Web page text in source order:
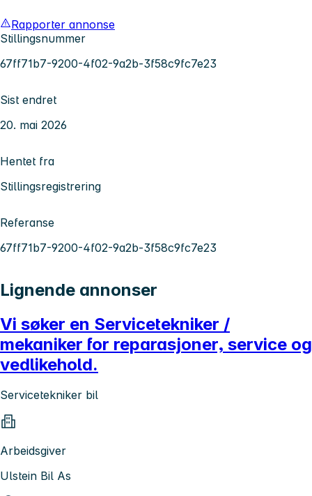
Rapporter annonse
Stillingsnummer
67ff71b7-9200-4f02-9a2b-3f58c9fc7e23
Sist endret
20. mai 2026
Hentet fra
Stillingsregistrering
Referanse
67ff71b7-9200-4f02-9a2b-3f58c9fc7e23
Lignende annonser
Vi søker en Servicetekniker /
mekaniker for reparasjoner, service og
vedlikehold.
Servicetekniker bil
Arbeidsgiver
Ulstein Bil As